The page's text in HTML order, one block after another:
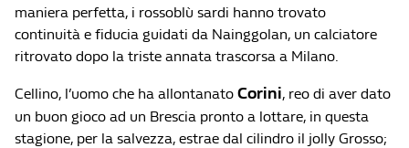
maniera perfetta, i rossoblù sardi hanno trovato
continuità e fiducia guidati da Nainggolan, un calciatore
ritrovato dopo la triste annata trascorsa a Milano.
Cellino, l’uomo che ha allontanato Corini, reo di aver dato
un buon gioco ad un Brescia pronto a lottare, in questa
stagione, per la salvezza, estrae dal cilindro il jolly Grosso;